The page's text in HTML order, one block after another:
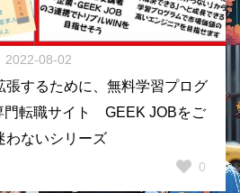
2022-08-02
張するために、無料学習プログ
門転職サイト GEEK JOBをご
ないシリーズ
0